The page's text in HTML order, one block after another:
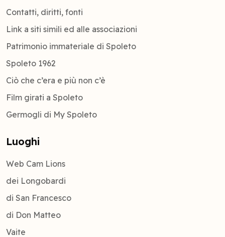
Contatti, diritti, fonti
Link a siti simili ed alle associazioni
Patrimonio immateriale di Spoleto
Spoleto 1962
Ciò che c’era e più non c’è
Film girati a Spoleto
Germogli di My Spoleto
Luoghi
Web Cam Lions
dei Longobardi
di San Francesco
di Don Matteo
Vaite